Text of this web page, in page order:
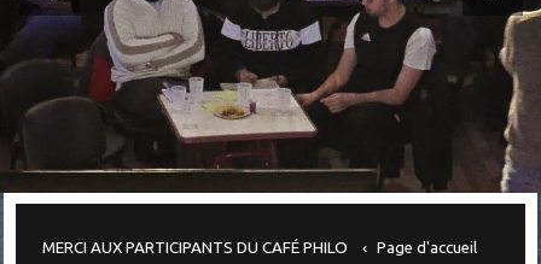
MERCI AUX PARTICIPANTS DU CAFÉ PHILO Page d'accueil